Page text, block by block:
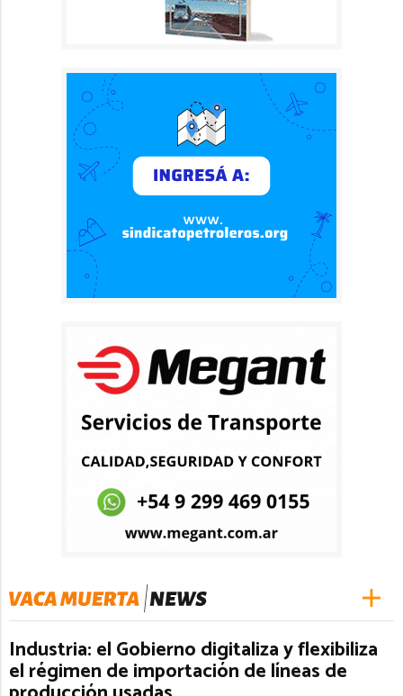
Industria: el Gobierno digitaliza y flexibiliza
el régimen de importación de líneas de